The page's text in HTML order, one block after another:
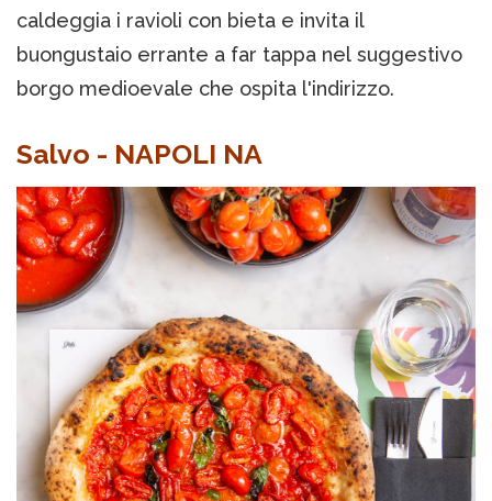
caldeggia i ravioli con bieta e invita il
buongustaio errante a far tappa nel suggestivo
borgo medioevale che ospita l'indirizzo.
Salvo - NAPOLI NA